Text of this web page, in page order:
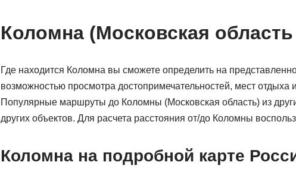
Коломна (Московская
Где находится Коломна вы сможете определить на
возможностью просмотра достопримечательностей, мест отдыха
Популярные маршруты до Коломны (Московская область) из
других объектов. Для расчета расстояния от/до Коломны
Коломна на подробной карте